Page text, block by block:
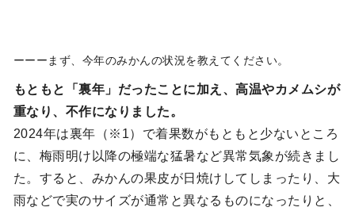
ーーーまず、今年のみかんの状況を教えてください。
もともと「裏年」だったことに加え、高温やカメムシが
重なり、不作になりました。
2024年は裏年（※1）で着果数がもともと少ないところ
に、梅雨明け以降の極端な猛暑など異常気象が続きまし
た。すると、みかんの果皮が日焼けしてしまったり、大
雨などで実のサイズが通常と異なるものになったりと、